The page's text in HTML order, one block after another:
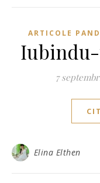
ARTICOLE
7
Elina Elthen